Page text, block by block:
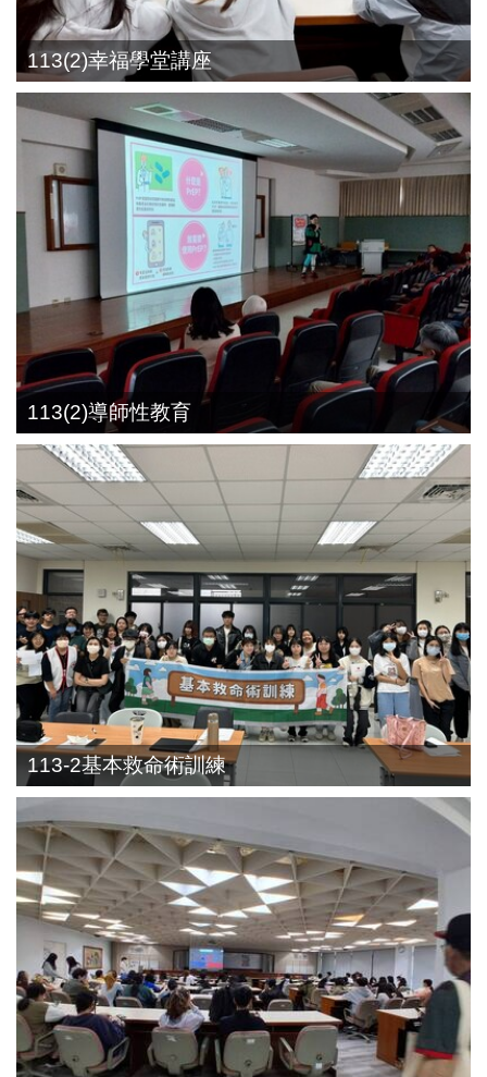
113(2)幸福學堂講座
113(2)導師性教育
113-2基本救命術訓練